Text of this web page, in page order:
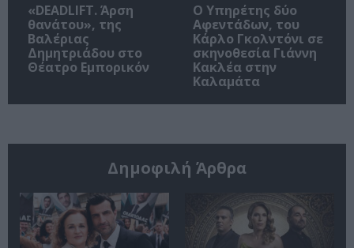
«DEADLIFT. Άρση
θανάτου», της
Βαλέριας
Δημητριάδου στο
Θέατρο Εμπορικόν
Ο Υπηρέτης δύο
Αφεντάδων, του
Κάρλο Γκολντόνι σε
σκηνοθεσία Γιάννη
Κακλέα στην
Καλαμάτα
Δημοφιλή Άρθρα